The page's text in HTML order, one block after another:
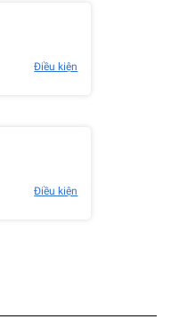
Điều kiện
Điều kiện